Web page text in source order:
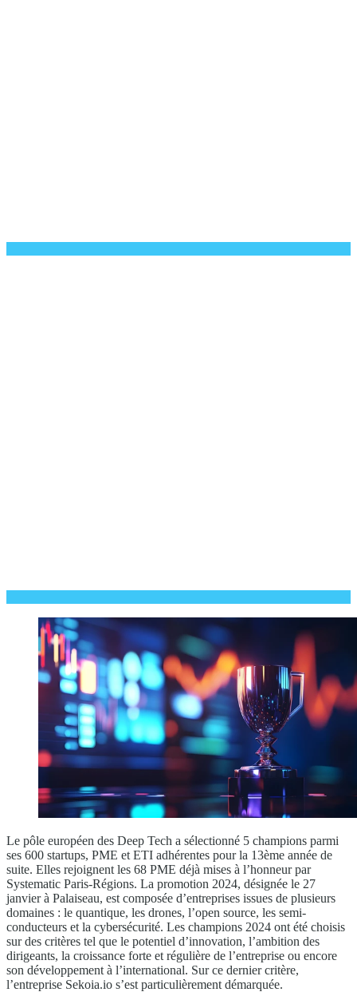
Le pôle européen des Deep Tech a sélectionné 5 champions parmi
ses 600 startups, PME et ETI adhérentes pour la 13ème année de
suite. Elles rejoignent les 68 PME déjà mises à l’honneur par
Systematic Paris-Régions. La promotion 2024, désignée le 27
janvier à Palaiseau, est composée d’entreprises issues de plusieurs
domaines : le quantique, les drones, l’open source, les semi-
conducteurs et la cybersécurité. Les champions 2024 ont été choisis
sur des critères tel que le potentiel d’innovation, l’ambition des
dirigeants, la croissance forte et régulière de l’entreprise ou encore
son développement à l’international. Sur ce dernier critère,
l’entreprise Sekoia.io s’est particulièrement démarquée.